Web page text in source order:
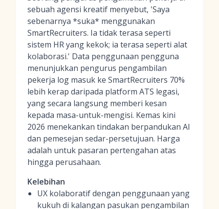
sebuah agensi kreatif menyebut, 'Saya
sebenarnya *suka* menggunakan
SmartRecruiters. Ia tidak terasa seperti
sistem HR yang kekok; ia terasa seperti alat
kolaborasi.' Data penggunaan pengguna
menunjukkan pengurus pengambilan
pekerja log masuk ke SmartRecruiters 70%
lebih kerap daripada platform ATS legasi,
yang secara langsung memberi kesan
kepada masa-untuk-mengisi. Kemas kini
2026 menekankan tindakan berpandukan AI
dan pemesejan sedar-persetujuan. Harga
adalah untuk pasaran pertengahan atas
hingga perusahaan.
Kelebihan
UX kolaboratif dengan penggunaan yang
kukuh di kalangan pasukan pengambilan